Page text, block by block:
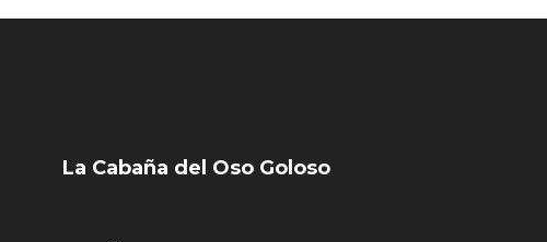
La Cabaña del Oso Goloso